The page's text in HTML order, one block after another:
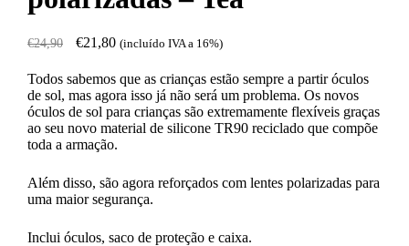
€24,90 €21,80 (incluído IVA a 16%)
Todos sabemos que as crianças estão sempre a partir óculos
de sol, mas agora isso já não será um problema. Os novos
óculos de sol para crianças são extremamente flexíveis graças
ao seu novo material de silicone TR90 reciclado que compõe
toda a armação.
Além disso, são agora reforçados com lentes polarizadas para
uma maior segurança.
Inclui óculos, saco de proteção e caixa.